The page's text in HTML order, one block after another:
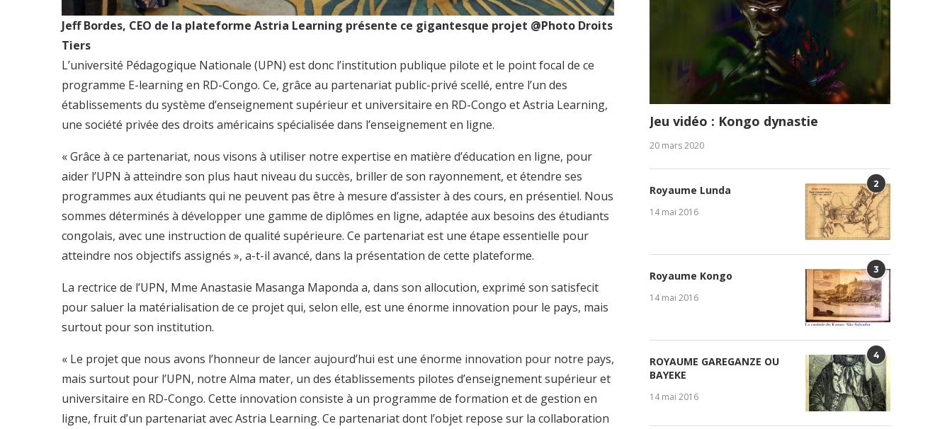
Jeff Bordes, CEO de la plateforme Astria Learning présente ce gigantesque projet @Photo Droits
Tiers
L’université Pédagogique Nationale (UPN) est donc l’institution publique pilote et le point focal de ce
programme E-learning en RD-Congo. Ce, grâce au partenariat public-privé scellé, entre l’un des
établissements du système d’enseignement supérieur et universitaire en RD-Congo et Astria Learning,
une société privée des droits américains spécialisée dans l’enseignement en ligne.
« Grâce à ce partenariat, nous visons à utiliser notre expertise en matière d’éducation en ligne, pour
aider l’UPN à atteindre son plus haut niveau du succès, briller de son rayonnement, et étendre ses
programmes aux étudiants qui ne peuvent pas être à mesure d’assister à des cours, en présentiel. Nous
sommes déterminés à développer une gamme de diplômes en ligne, adaptée aux besoins des étudiants
congolais, avec une instruction de qualité supérieure. Ce partenariat est une étape essentielle pour
atteindre nos objectifs assignés », a-t-il avancé, dans la présentation de cette plateforme.
La rectrice de l’UPN, Mme Anastasie Masanga Maponda a, dans son allocution, exprimé son satisfecit
pour saluer la matérialisation de ce projet qui, selon elle, est une énorme innovation pour le pays, mais
surtout pour son institution.
« Le projet que nous avons l’honneur de lancer aujourd’hui est une énorme innovation pour notre pays,
mais surtout pour l’UPN, notre Alma mater, un des établissements pilotes d’enseignement supérieur et
universitaire en RD-Congo. Cette innovation consiste à un programme de formation et de gestion en
ligne, fruit d’un partenariat avec Astria Learning. Ce partenariat dont l’objet repose sur la collaboration
Jeu vidéo : Kongo dynastie
20 mars 2020
2
Royaume Lunda
14 mai 2016
3
Royaume Kongo
14 mai 2016
4
ROYAUME GAREGANZE OU
BAYEKE
14 mai 2016